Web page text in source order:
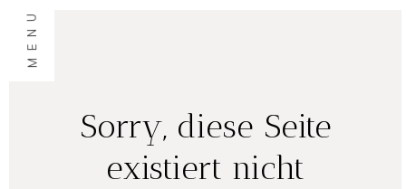
MENU
Sorry, diese Seite
existiert nicht